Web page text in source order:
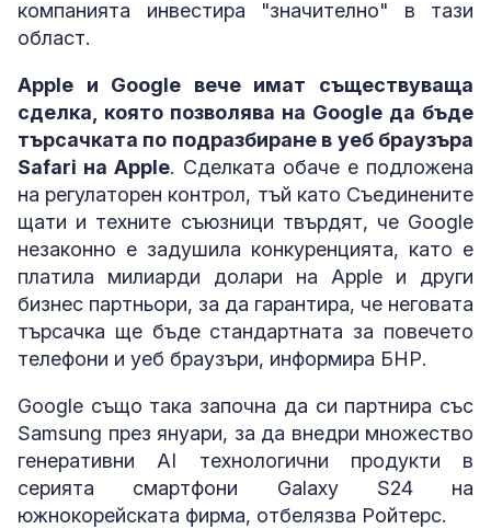
компанията инвестира "значително" в тази
област.
Apple и Google вече имат съществуваща
сделка, която позволява на Google да бъде
търсачката по подразбиране в уеб браузъра
Safari на Apple. Сделката обаче е подложена
на регулаторен контрол, тъй като Съединените
щати и техните съюзници твърдят, че Google
незаконно е задушила конкуренцията, като е
платила милиарди долари на Apple и други
бизнес партньори, за да гарантира, че неговата
търсачка ще бъде стандартната за повечето
телефони и уеб браузъри, информира БНР.
Google също така започна да си партнира със
Samsung през януари, за да внедри множество
генеративни AI технологични продукти в
серията смартфони Galaxy S24 на
южнокорейската фирма, отбелязва Ройтерс.